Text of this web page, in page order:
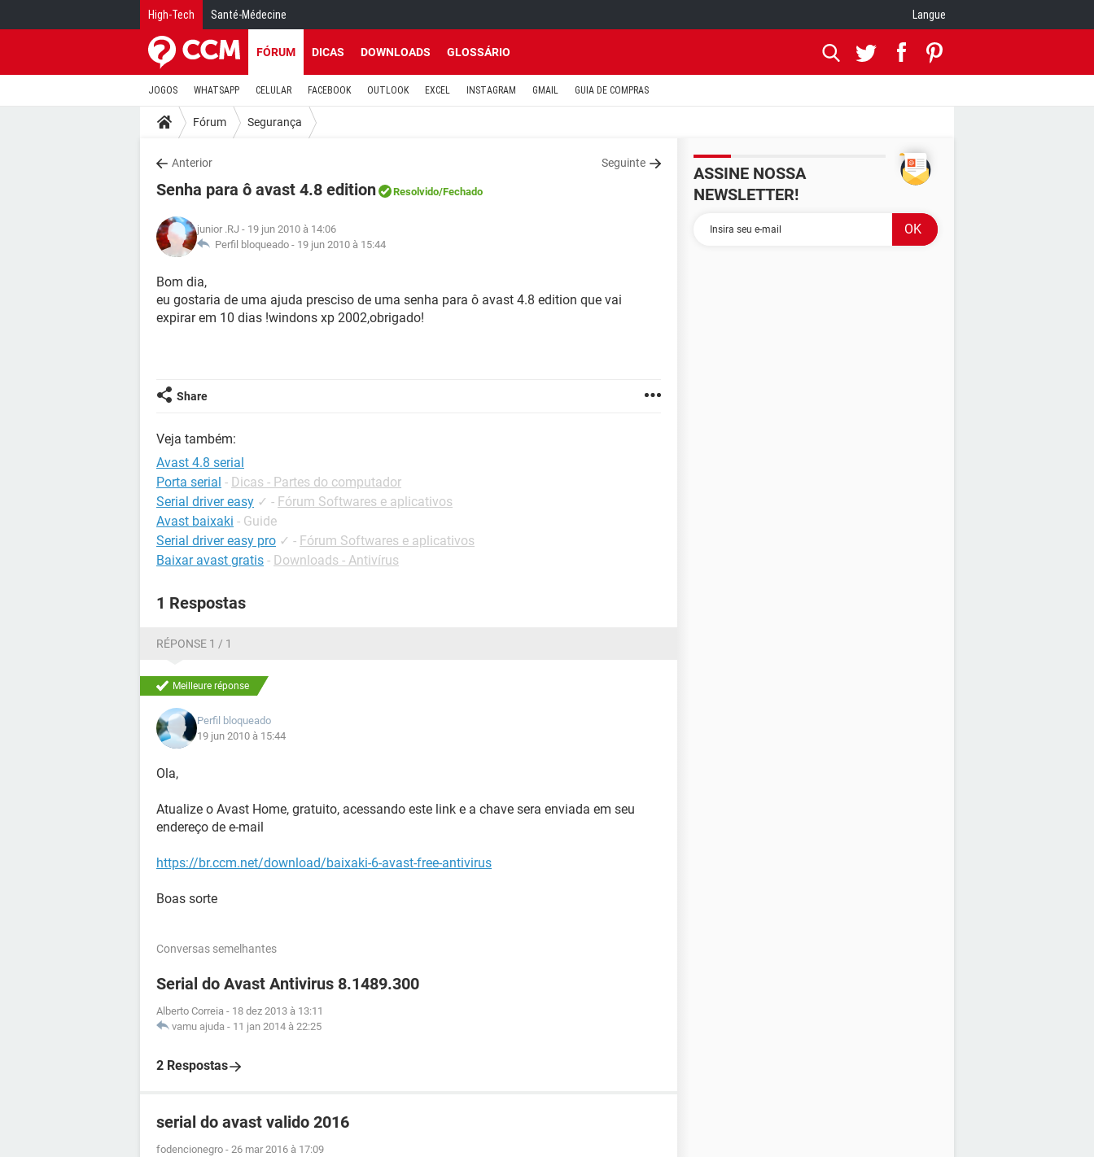
High-Tech Santé-Médecine Langue
FÓRUM DICAS DOWNLOADS GLOSSÁRIO
JOGOS WHATSAPP CELULAR FACEBOOK OUTLOOK EXCEL INSTAGRAM GMAIL GUIA DE COMPRAS
Fórum Segurança
Anterior Seguinte
Senha para ô avast 4.8 edition Resolvido/Fechado
junior .RJ - 19 jun 2010 à 14:06
Perfil bloqueado - 19 jun 2010 à 15:44
Bom dia,
eu gostaria de uma ajuda presciso de uma senha para ô avast 4.8 edition que vai
expirar em 10 dias !windons xp 2002,obrigado!
Share
Veja também:
Avast 4.8 serial
Porta serial - Dicas - Partes do computador
Serial driver easy ✓ - Fórum Softwares e aplicativos
Avast baixaki - Guide
Serial driver easy pro ✓ - Fórum Softwares e aplicativos
Baixar avast gratis - Downloads - Antivírus
1 Respostas
RÉPONSE 1 / 1
Meilleure réponse
Perfil bloqueado
19 jun 2010 à 15:44
Ola,
Atualize o Avast Home, gratuito, acessando este link e a chave sera enviada em seu
endereço de e-mail
https://br.ccm.net/download/baixaki-6-avast-free-antivirus
Boas sorte
Conversas semelhantes
Serial do Avast Antivirus 8.1489.300
Alberto Correia - 18 dez 2013 à 13:11
vamu ajuda - 11 jan 2014 à 22:25
2 Respostas
serial do avast valido 2016
fodencionegro - 26 mar 2016 à 17:09
ASSINE NOSSA
NEWSLETTER!